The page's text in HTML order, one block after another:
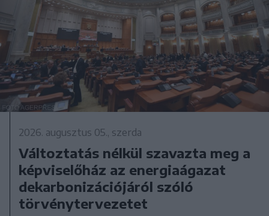
2026. augusztus 05., szerda
Változtatás nélkül szavazta meg a
képviselőház az energiaágazat
dekarbonizációjáról szóló
törvénytervezetet